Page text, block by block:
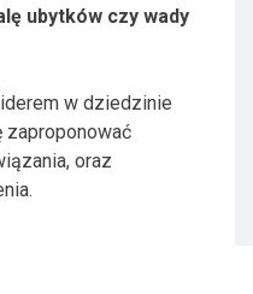
ubytków czy wady
w dziedzinie
zaproponować
oraz